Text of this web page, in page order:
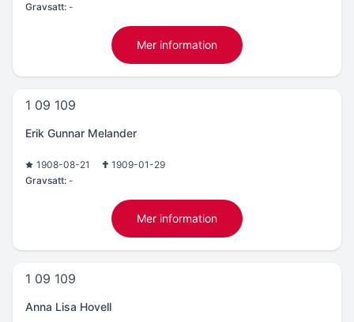
Gravsatt: -
Mer information
1 09 109
Erik Gunnar Melander
1908-08-21
1909-01-29
Gravsatt: -
Mer information
1 09 109
Anna Lisa Hovell